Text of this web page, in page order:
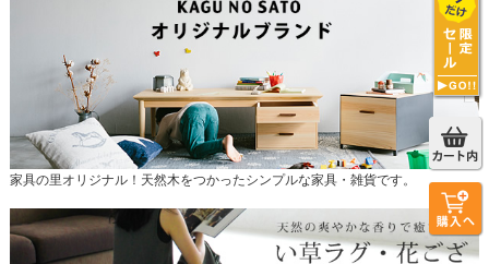
家具の里オリジナル！天然木をつかったシンプルな家具・雑貨です。